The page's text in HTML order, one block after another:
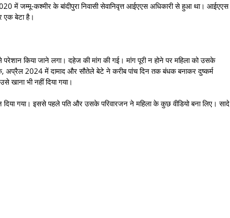
में जम्मू-कश्मीर के बांदीपुरा निवासी सेवानिवृत्त आईएएस अधिकारी से हुआ था। आईएएस
एक बेटा है।
किया जाने लगा। दहेज की मांग की गई। मांग पूरी न होने पर महिला को उसके
अप्रैल 2024 में दामाद और सौतेले बेटे ने करीब पांच दिन तक बंधक बनाकर दुष्कर्म
खाना भी नहीं दिया गया।
दिया गया। इससे पहले पति और उसके परिवारजन ने महिला के कुछ वीडियो बना लिए। सादे